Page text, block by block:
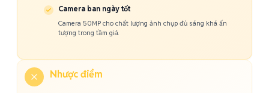
Camera ban ngày tốt
Camera 50MP cho chất lượng ảnh chụp đủ sáng khá ấn
tượng trong tầm giá.
Nhược điểm